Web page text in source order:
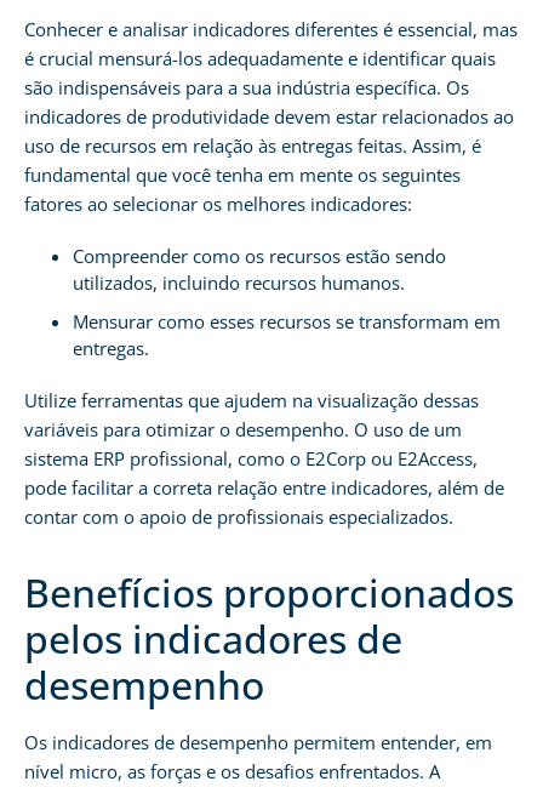
Conhecer e analisar indicadores diferentes é essencial, mas
é crucial mensurá-los adequadamente e identificar quais
são indispensáveis para a sua indústria específica. Os
indicadores de produtividade devem estar relacionados ao
uso de recursos em relação às entregas feitas. Assim, é
fundamental que você tenha em mente os seguintes
fatores ao selecionar os melhores indicadores:
Compreender como os recursos estão sendo
utilizados, incluindo recursos humanos.
Mensurar como esses recursos se transformam em
entregas.
Utilize ferramentas que ajudem na visualização dessas
variáveis para otimizar o desempenho. O uso de um
sistema ERP profissional, como o E2Corp ou E2Access,
pode facilitar a correta relação entre indicadores, além de
contar com o apoio de profissionais especializados.
Benefícios proporcionados
pelos indicadores de
desempenho
Os indicadores de desempenho permitem entender, em
nível micro, as forças e os desafios enfrentados. A